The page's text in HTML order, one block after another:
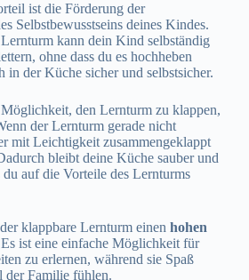
ist die Förderung der
Selbstbewusstseins deines Kindes.
kann dein Kind selbständig
ohne dass du es hochheben
in der Küche sicher und selbstsicher.
den Lernturm zu klappen,
der Lernturm gerade nicht
mit Leichtigkeit zusammengeklappt
bleibt deine Küche sauber und
du auf die Vorteile des Lernturms
klappbare Lernturm einen hohen
ist eine einfache Möglichkeit für
zu erlernen, während sie Spaß
der Familie fühlen.